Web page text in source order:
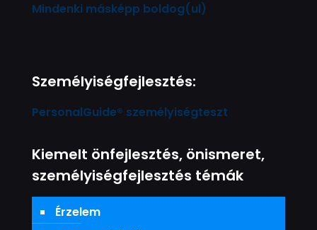
Mindenki másképp boldog(ul)
Személyiségfejlesztés:
PersonalGuide® személyiségteszt
Kiemelt önfejlesztés, önismeret,
személyiségfejlesztés témák
Érzelem